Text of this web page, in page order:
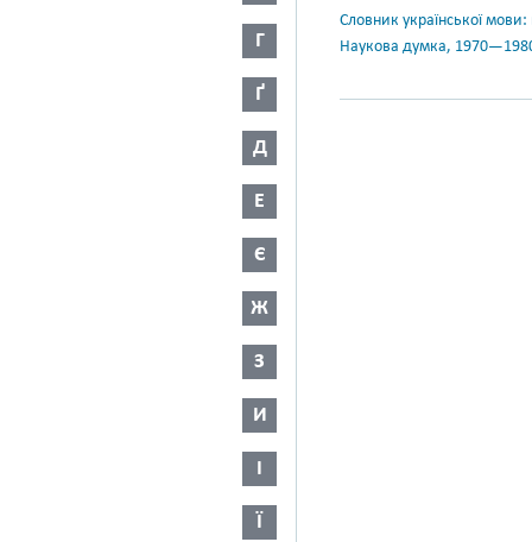
Г
Ґ
Д
Е
Є
Ж
З
И
І
Ї
Словник української
Наукова думка,